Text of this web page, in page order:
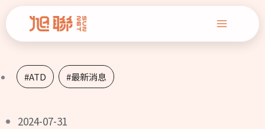
至
內
Main
Menu
#ATD #最新消息
2024-07-31